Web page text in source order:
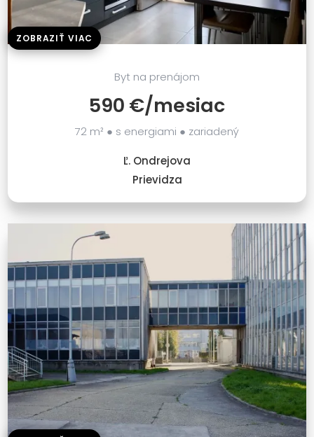
ZOBRAZIŤ VIAC
Byt na prenájom
590 €/mesiac
72 m² ● s energiami ● zariadený
Ľ. Ondrejova
Prievidza